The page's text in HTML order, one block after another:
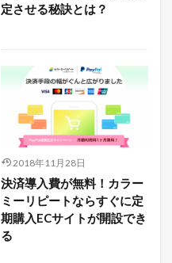
定させる秘訣とは？
2018年11月28日
決済導入費が無料！カラー
ミーリピートならすぐに定
期購入ECサイトが開設でき
る